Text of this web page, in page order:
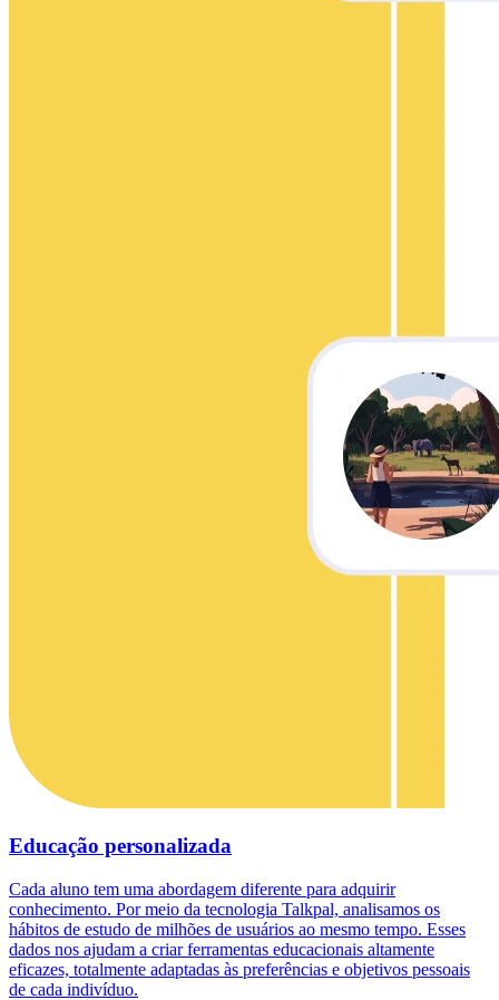
Educação personalizada
Cada aluno tem uma abordagem diferente para adquirir
conhecimento. Por meio da tecnologia Talkpal, analisamos os
hábitos de estudo de milhões de usuários ao mesmo tempo. Esses
dados nos ajudam a criar ferramentas educacionais altamente
eficazes, totalmente adaptadas às preferências e objetivos pessoais
de cada indivíduo.